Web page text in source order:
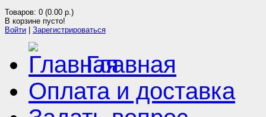
Товаров: 0 (0.00 р.)
В корзине пусто!
Войти
Зарегистрироваться
Главная
Оплата и доставка